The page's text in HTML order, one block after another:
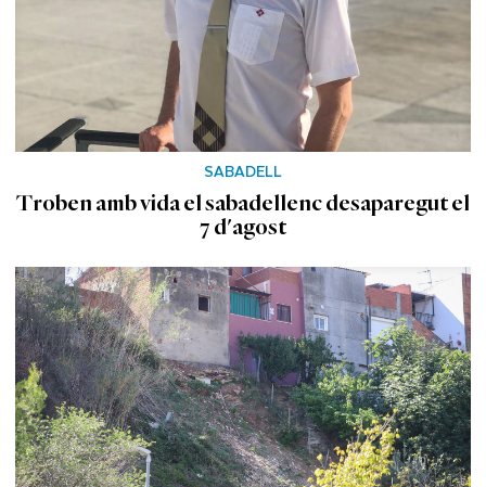
SABADELL
Troben amb vida el sabadellenc desaparegut el
7 d'agost